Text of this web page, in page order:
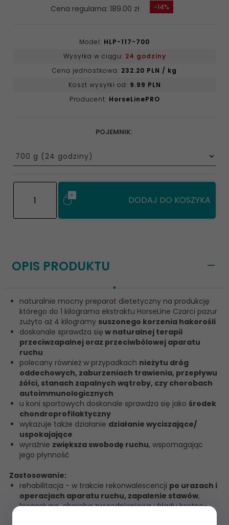
-14%
Cena regularna: 189.00 zł
Model: HLP-117-700
Wysyłka w ciągu: 24 godziny
Cena jednostkowa: 232.20 PLN / kg
Koszt wysyłki od: 9.99 PLN
Producent: HorseLinePRO
POJEMNIK:
options[8]
DODAJ DO KOSZYKA
OPIS PRODUKTU
naturalnie mocny preparat dietetyczny na produkcję
którego do 1 kilograma ekstraktu HorseLine Czarci pazur
zużyto aż 4 kilogramy suszonego korzenia hakorośli
doskonale sprawdza się w naturalnej terapii
przeciwzapalnej oraz przeciwbólowej aparatu
ruchu
polecany również w przypadkach nieżytu dróg
oddechowych, zaburzeniach trawienia, przepływu
żółci, stanach zapalnych wątroby, czy chorobach
autoimmunologicznych
u koni sportowych doskonale sprawdza się jako środek
chondroprofilaktyczny
wykazuje także działanie działanie wyciszające/
uspokajające
wyraźnie zwiększa swobodę ruchu, wspomagając
jego płynność
Zastosowanie:
rehabilitacja - w trakcie rekonwalescencji po urazach i
operacjach aparatu ruchu, zapalenie stawów,
kręgosłupa, choroba zwyrodnieniowa układu kostno-